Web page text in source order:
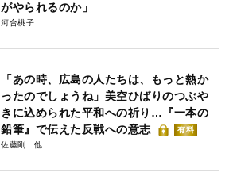
がやられるのか」
河合桃子
「あの時、広島の人たちは、もっと熱か
ったのでしょうね」美空ひばりのつぶや
きに込められた平和への祈り…『一本の
鉛筆』で伝えた反戦への意志
有料
佐藤剛